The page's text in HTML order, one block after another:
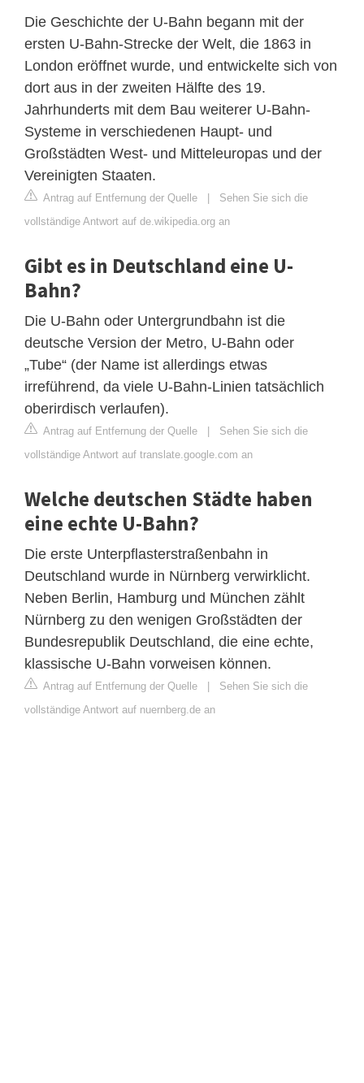
Die Geschichte der U-Bahn begann mit der
ersten U-Bahn-Strecke der Welt, die 1863 in
London eröffnet wurde, und entwickelte sich von
dort aus in der zweiten Hälfte des 19.
Jahrhunderts mit dem Bau weiterer U-Bahn-
Systeme in verschiedenen Haupt- und
Großstädten West- und Mitteleuropas und der
Vereinigten Staaten.
Antrag auf Entfernung der Quelle | Sehen Sie sich die
vollständige Antwort auf de.wikipedia.org an
Gibt es in Deutschland eine U-
Bahn?
Die U-Bahn oder Untergrundbahn ist die
deutsche Version der Metro, U-Bahn oder
„Tube“ (der Name ist allerdings etwas
irreführend, da viele U-Bahn-Linien tatsächlich
oberirdisch verlaufen).
Antrag auf Entfernung der Quelle | Sehen Sie sich die
vollständige Antwort auf translate.google.com an
Welche deutschen Städte haben
eine echte U-Bahn?
Die erste Unterpflasterstraßenbahn in
Deutschland wurde in Nürnberg verwirklicht.
Neben Berlin, Hamburg und München zählt
Nürnberg zu den wenigen Großstädten der
Bundesrepublik Deutschland, die eine echte,
klassische U-Bahn vorweisen können.
Antrag auf Entfernung der Quelle | Sehen Sie sich die
vollständige Antwort auf nuernberg.de an